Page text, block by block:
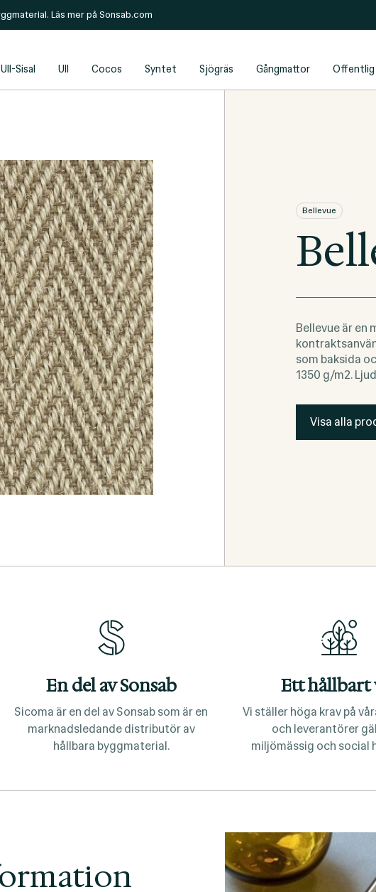
Läs mer på Sonsab.com
Ull-Sisal Ull Cocos Syntet Sjögräs Gångmattor Offentlig
Bellevue
Bellevue är en
som baksida
1350 g/m2.
Visa alla
En del av Sonsab
Sicoma är en del av Sonsab som är en
marknadsledande distributör av
hållbara byggmaterial.
Ett hållbart
Vi ställer höga krav på
och leverantörer
miljömässig och social